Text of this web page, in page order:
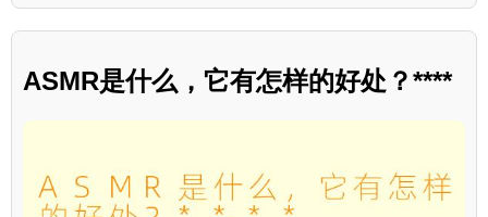
ASMR是什么，它有怎样的好处？****